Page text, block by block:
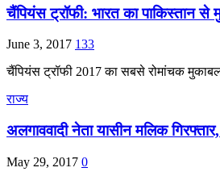
चैंपियंस ट्रॉफी: भारत का पाकिस्तान से
June 3, 2017 133
चैंपियंस ट्रॉफी 2017 का सबसे रोमांचक
राज्य
अलगाववादी नेता यासीन मलिक
May 29, 2017 0